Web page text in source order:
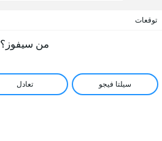
توقعات
من سيفوز؟
سيلتا فيجو تعادل